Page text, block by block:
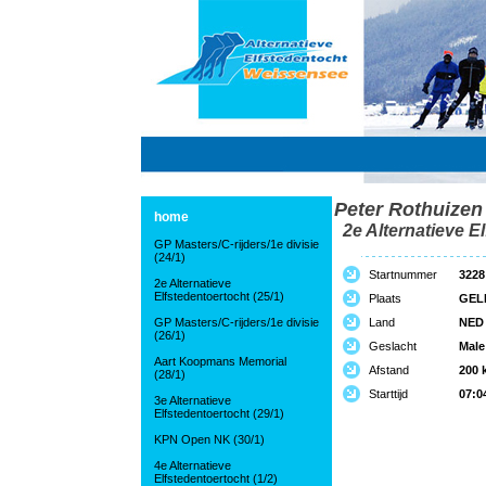
home
GP Masters/C-rijders/1e divisie
(24/1)
2e Alternatieve
Elfstedentoertocht (25/1)
GP Masters/C-rijders/1e divisie
(26/1)
Aart Koopmans Memorial
(28/1)
3e Alternatieve
Elfstedentoertocht (29/1)
KPN Open NK (30/1)
4e Alternatieve
Elfstedentoertocht (1/2)
Peter Rothuizen
2e Alternatieve
Startnummer
3228
Plaats
Land
NED
Geslacht
Male
Afstand
200
Starttijd